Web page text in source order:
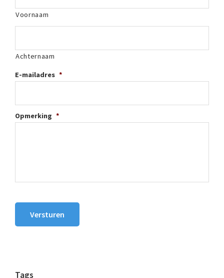
Voornaam
Achternaam
E-mailadres *
Opmerking *
Versturen
Tags